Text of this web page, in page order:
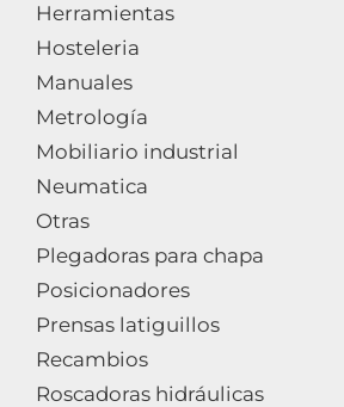
Herramientas
Hosteleria
Manuales
Metrología
Mobiliario industrial
Neumatica
Otras
Plegadoras para chapa
Posicionadores
Prensas latiguillos
Recambios
Roscadoras hidráulicas